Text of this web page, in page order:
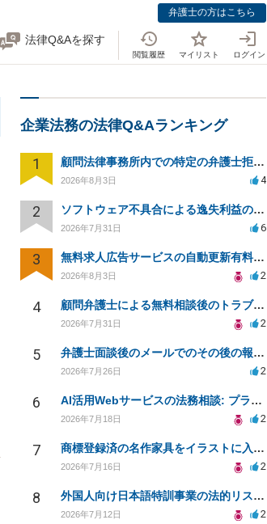
弁護士の方はこちら
法律Q&Aを探す
閲覧履歴 マイリスト ログイン
企業法務の法律Q&Aランキング
1 顧問法律事務所内での特定の弁護士拒否、弁護士変更はあり？一般論でも構いません。
2026年8月3日 4
2 ソフトウェア不具合による逸失利益の損害賠償対応について相談
2026年7月31日 6
3 無料求人広告サービスの自動更新有料化に関する法的対策は？
2026年8月3日 2
4 顧問弁護士による無料相談後のトラブルを防ぐ契約は？
2026年7月31日 2
5 弁護士面談後のメールでのその後の報告は無料になるが、弁護士として興味ありますか？
2026年7月26日 2
6 AI活用Webサービスの法務相談: プライバシーや未成年対応など
2026年7月18日 2
7 商標登録済の名作家具をイラストに入れて販売するのは違法でしょうか
2026年7月16日 2
8 外国人向け日本語特訓事業の法的リスクと対策について教えてください
2026年7月12日 2